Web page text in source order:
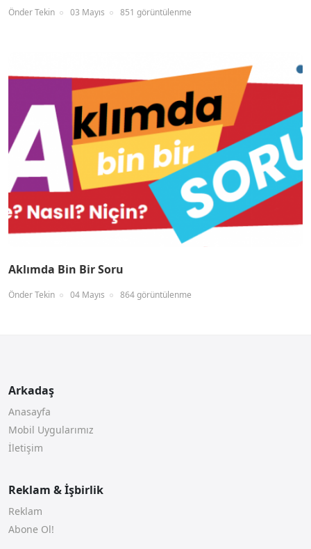
Önder Tekin 03 Mayıs 851 görüntülenme
Aklımda Bin Bir Soru
Önder Tekin 04 Mayıs 864 görüntülenme
Arkadaş
Anasayfa
Mobil Uygularımız
İletişim
Reklam & İşbirlik
Reklam
Abone Ol!